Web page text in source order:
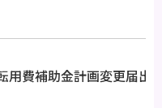
費補助金計画変更届出